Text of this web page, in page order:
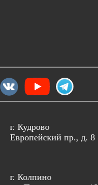
г. Кудрово
Европейский пр., д. 8
г. Колпино